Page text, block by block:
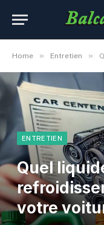
Home » Entretien »
ENTRETIEN
Quel
votre